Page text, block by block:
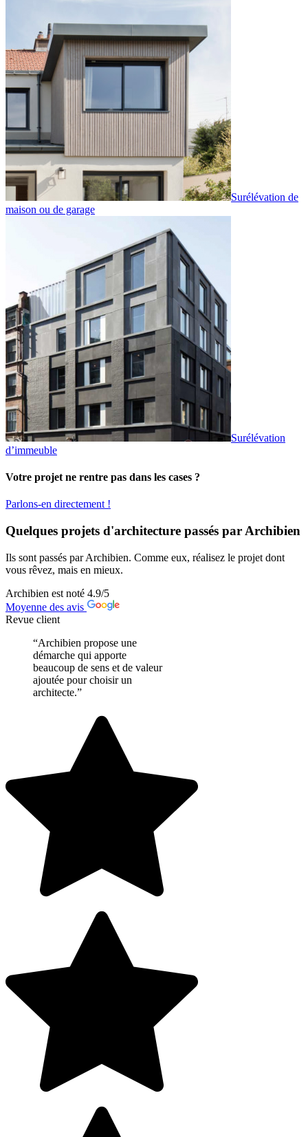
Surélévation de
maison ou de garage
Surélévation
d’immeuble
Votre projet ne rentre pas dans les cases ?
Parlons-en directement !
Quelques projets d'architecture passés par Archibien
Ils sont passés par Archibien. Comme eux, réalisez le projet dont
vous rêvez, mais en mieux.
Archibien est noté 4.9/5
Moyenne des avis
Revue client
“Archibien propose une
démarche qui apporte
beaucoup de sens et de valeur
ajoutée pour choisir un
architecte.”